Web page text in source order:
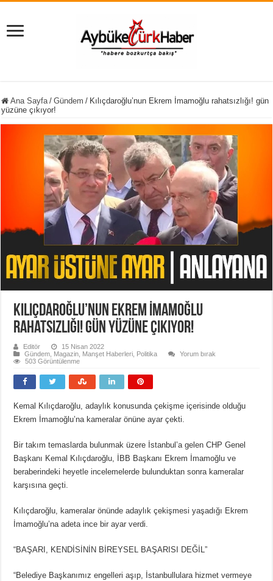
Ana Sayfa / Gündem / Kılıçdaroğlu’nun Ekrem İmamoğlu rahatsızlığı! gün
yüzüne çıkıyor!
Kılıçdaroğlu’nun Ekrem İmamoğlu
rahatsızlığı! gün yüzüne çıkıyor!
Editör
15 Nisan 2022
Gündem Magazin Manşet Haberleri Politika
Yorum bırak
503 Görüntülenme
Kemal Kılıçdaroğlu, adaylık konusunda çekişme içerisinde olduğu
Ekrem İmamoğlu’na kameralar önüne ayar çekti.
Bir takım temaslarda bulunmak üzere İstanbul’a gelen CHP Genel
Başkanı Kemal Kılıçdaroğlu, İBB Başkanı Ekrem İmamoğlu ve
beraberindeki heyetle incelemelerde bulunduktan sonra kameralar
karşısına geçti.
Kılıçdaroğlu, kameralar önünde adaylık çekişmesi yaşadığı Ekrem
İmamoğlu’na adeta ince bir ayar verdi.
“BAŞARI, KENDİSİNİN BİREYSEL BAŞARISI DEĞİL”
“Belediye Başkanımız engelleri aşıp, İstanbullulara hizmet vermeye